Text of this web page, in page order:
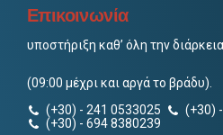
Επικοινωνία
υποστήριξη καθ’ όλη την
(09:00 μέχρι και αργά το βράδυ).
(+30) - 241 0533025
(+30)
(+30) - 694 8380239